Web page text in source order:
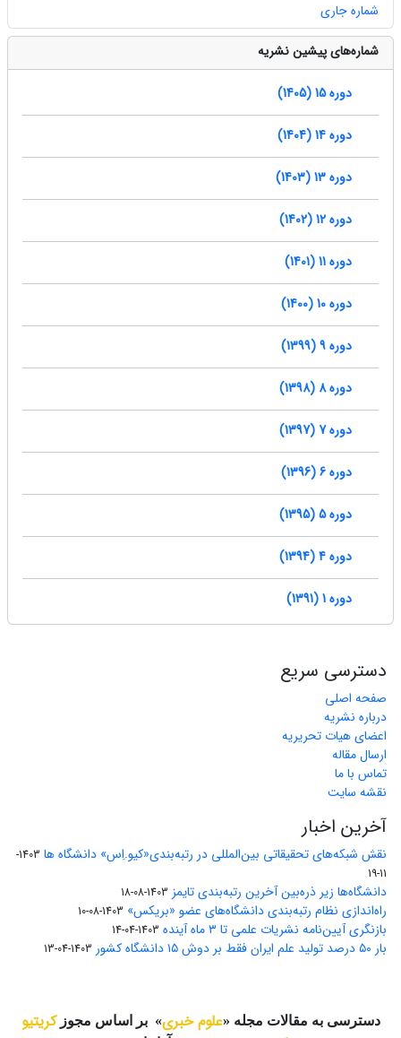
شماره جاری
شماره‌های پیشین نشریه
دوره 15 (1405)
دوره 14 (1404)
دوره 13 (1403)
دوره 12 (1402)
دوره 11 (1401)
دوره 10 (1400)
دوره 9 (1399)
دوره 8 (1398)
دوره 7 (1397)
دوره 6 (1396)
دوره 5 (1395)
دوره 4 (1394)
دوره 1 (1391)
دسترسی سریع
صفحه اصلی
درباره نشریه
اعضای هیات تحریریه
ارسال مقاله
تماس با ما
نقشه سایت
آخرین اخبار
نقش شبکه‌های تحقیقاتی بین‌المللی در رتبه‌بندی«کیو.اِس» دانشگاه ها
1403-
11-19
دانشگاه‌ها زیر ذره‌بین آخرین رتبه‌بندی تایمز 1403-08-18
راه‌اندازی نظام رتبه‌بندی دانشگاه‌‌های عضو «بریکس» 1403-08-10
بازنگری آیین‌نامه نشریات علمی تا ۳ ماه آینده 1403-04-14
بار ۵۰ درصد تولید علم ایران فقط بر دوش ۱۵ دانشگاه کشور 1403-04-13
دسترسی به مقالات مجله «علوم خبری» بر اساس مجوزکریتیو